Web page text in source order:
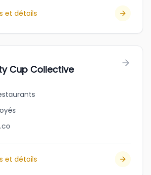
et détails
Cup Collective
et détails